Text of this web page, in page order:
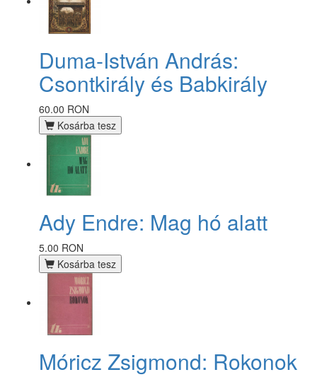
Duma-István András:
Csontkirály és Babkirály
60.00 RON
Kosárba tesz
Ady Endre: Mag hó alatt
5.00 RON
Kosárba tesz
Móricz Zsigmond: Rokonok